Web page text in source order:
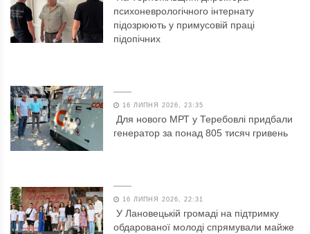
психоневрологічного інтернату
підозрюють у примусовій праці
підопічних
16 ЛИПНЯ 2026, 23:35
Для нового МРТ у Теребовлі придбали
генератор за понад 805 тисяч гривень
16 ЛИПНЯ 2026, 22:31
У Лановецькій громаді на підтримку
обдарованої молоді спрямували майже